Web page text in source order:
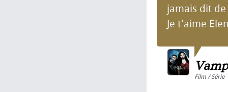
jamais dit
Je t'aime
Film / Série